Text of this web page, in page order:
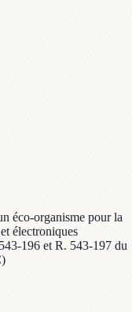
éco-organisme pour la
électroniques
196 et R. 543-197 du